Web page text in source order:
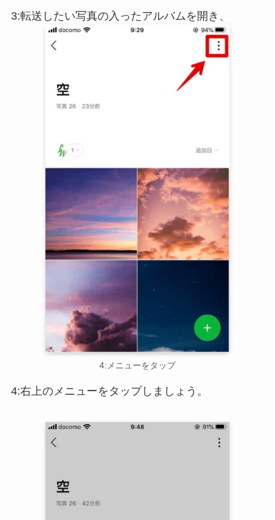
3:転送したい写真の入ったアルバムを開き、
4:メニューをタップ
4:右上のメニューをタップしましょう。